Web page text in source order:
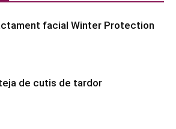
facial Winter Protection
de cutis de tardor